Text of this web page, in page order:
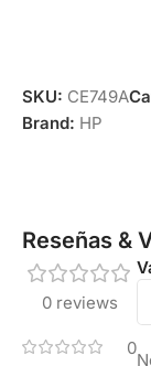
SKU: CE749A
Brand: HP
Reseñas &
0 reviews
0